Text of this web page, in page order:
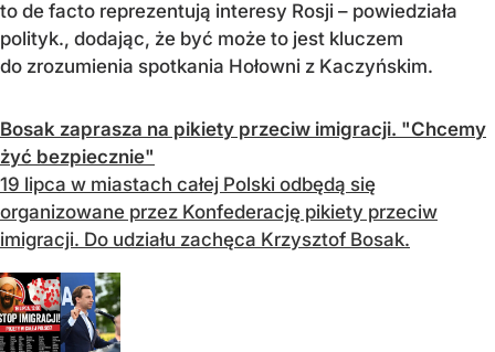
to de facto reprezentują interesy Rosji – powiedziała
polityk., dodając, że być może to jest kluczem
do zrozumienia spotkania Hołowni z Kaczyńskim.
Bosak zaprasza na pikiety przeciw imigracji. "Chcemy
żyć bezpiecznie"
19 lipca w miastach całej Polski odbędą się
organizowane przez Konfederację pikiety przeciw
imigracji. Do udziału zachęca Krzysztof Bosak.